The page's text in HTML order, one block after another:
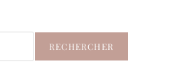
RECHERCHER